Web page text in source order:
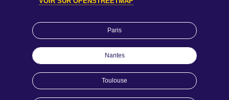
Paris
Nantes
Toulouse